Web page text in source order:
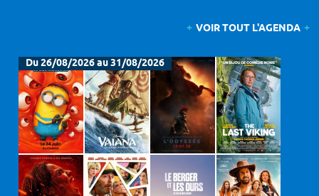
VOIR TOUT L'AGENDA
Du 26/08/2026 au 31/08/2026